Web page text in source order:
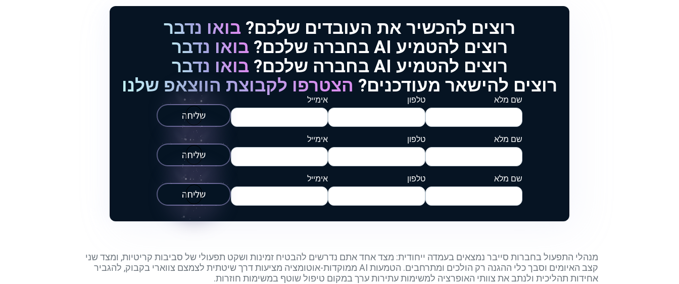
רוצים להכשיר את העובדים שלכם? בואו נדבר
רוצים להטמיע AI בחברה שלכם?
בואו נדבר
רוצים להטמיע AI בחברה שלכם?
בואו נדבר
רוצים להישאר מעודכנים? הצטרפו לקבוצת הווצאפ שלנו
שם מלא טלפון אימייל
שליחה
שם מלא טלפון אימייל
שליחה
שם מלא טלפון אימייל
שליחה
מנהלי התפעול בחברות סייבר נמצאים בעמדה ייחודית: מצד אחד אתם נדרשים להבטיח זמינות ושקט תפעולי של סביבות קריטיות, ומצד שני
קצב האיומים וסבך כלי ההגנה רק הולכים ומתרחבים. הטמעות AI ממוקדות-אוטומציה מציעות דרך שיטתית לצמצם צווארי בקבוק, להגביר
אחידות תהליכית ולנתב את צוותי האופרציה למשימות עתירות ערך במקום טיפול שוטף במשימות חוזרות.